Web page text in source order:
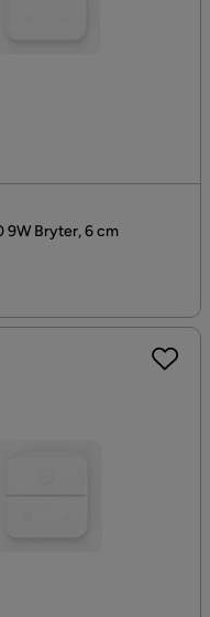
9W Bryter, 6 cm